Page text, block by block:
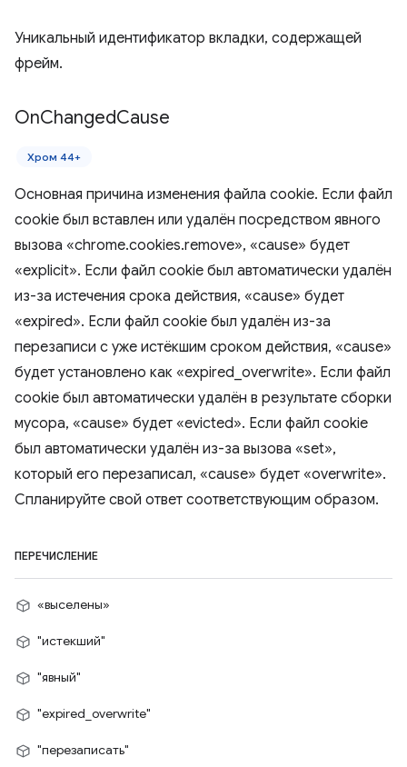
Уникальный идентификатор вкладки, содержащей
фрейм.
OnChangedCause
Хром 44+
Основная причина изменения файла cookie. Если файл
cookie был вставлен или удалён посредством явного
вызова «chrome.cookies.remove», «cause» будет
«explicit». Если файл cookie был автоматически удалён
из-за истечения срока действия, «cause» будет
«expired». Если файл cookie был удалён из-за
перезаписи с уже истёкшим сроком действия, «cause»
будет установлено как «expired_overwrite». Если файл
cookie был автоматически удалён в результате сборки
мусора, «cause» будет «evicted». Если файл cookie
был автоматически удалён из-за вызова «set»,
который его перезаписал, «cause» будет «overwrite».
Спланируйте свой ответ соответствующим образом.
ПЕРЕЧИСЛЕНИЕ
«выселены»
"истекший"
"явный"
"expired_overwrite"
"перезаписать"